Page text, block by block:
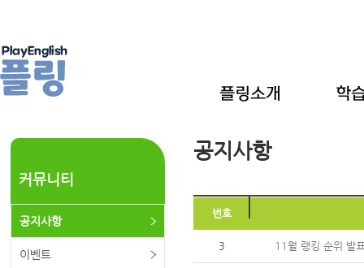
커뮤니티
공지사항
이벤트
공지사항
번호
3 11월 랭킹 순위 발